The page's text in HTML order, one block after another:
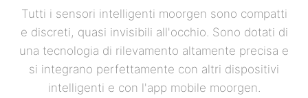
Tutti i sensori intelligenti moorgen sono compatti
e discreti, quasi invisibili all'occhio. Sono dotati di
una tecnologia di rilevamento altamente precisa e
si integrano perfettamente con altri dispositivi
intelligenti e con l'app mobile moorgen.